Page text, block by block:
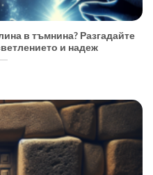
в тъмнина? Разгадайте
и надеж